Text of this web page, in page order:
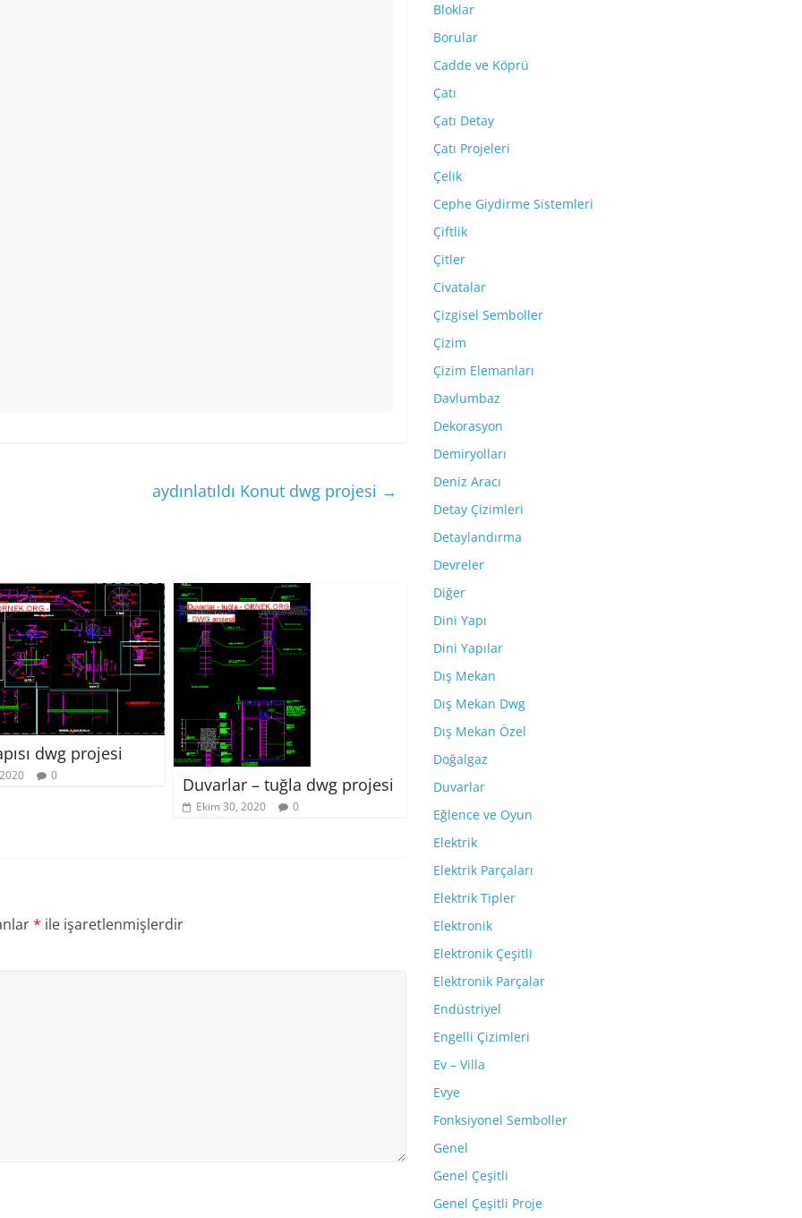
aydınlatıldı Konut dwg projesi →
dwg projesi
0 Duvarlar – tuğla dwg projesi
Ekim 30, 2020 0
* ile işaretlenmişlerdir
Bloklar
Borular
Cadde ve Köprü
Çatı
Çatı Detay
Çatı Projeleri
Çelik
Cephe Giydirme Sistemleri
Çiftlik
Çitler
Civatalar
Çizgisel Semboller
Çizim
Çizim Elemanları
Davlumbaz
Dekorasyon
Demiryolları
Deniz Aracı
Detay Çizimleri
Detaylandırma
Devreler
Diğer
Dini Yapı
Dini Yapılar
Dış Mekan
Dış Mekan Dwg
Dış Mekan Özel
Doğalgaz
Duvarlar
Eğlence ve Oyun
Elektrik
Elektrik Parçaları
Elektrik Tipler
Elektronik
Elektronik Çeşitli
Elektronik Parçalar
Endüstriyel
Engelli Çizimleri
Ev – Villa
Evye
Fonksiyonel Semboller
Genel
Genel Çeşitli
Genel Çeşitli Proje